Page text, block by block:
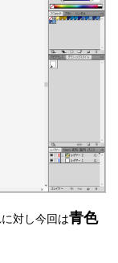
対し今回は青色